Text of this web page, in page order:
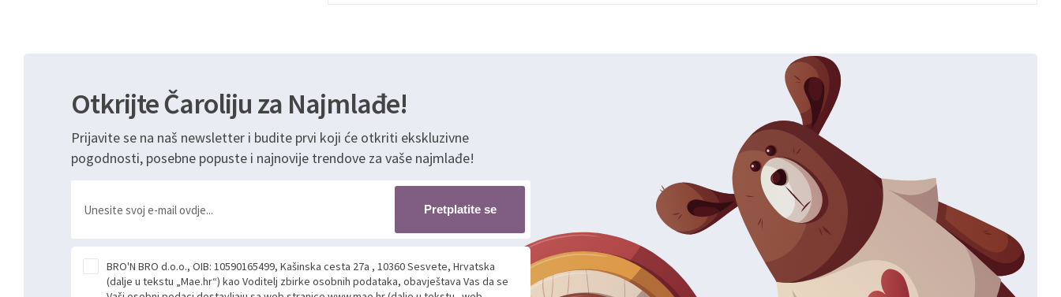
Otkrijte Čaroliju za Najmlađe!
Prijavite se na naš newsletter i budite prvi koji će otkriti ekskluzivne
pogodnosti, posebne popuste i najnovije trendove za vaše najmlađe!
Pretplatite se
BRO'N BRO d.o.o., OIB: 10590165499, Kašinska cesta 27a , 10360 Sesvete, Hrvatska
(dalje u tekstu „Mae.hr“) kao Voditelj zbirke osobnih podataka, obavještava Vas da se